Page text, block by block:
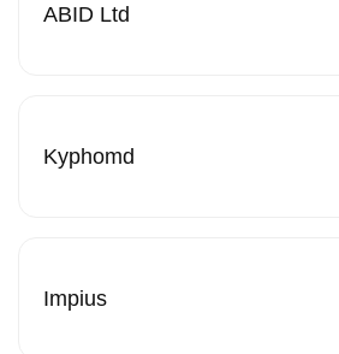
ABID Ltd
Kyphomd
Impius